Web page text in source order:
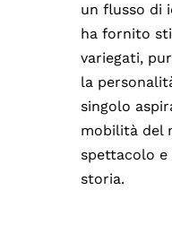
un flusso di
ha fornito
variegati,
la
singolo
mobilità del
spettacolo e
storia.